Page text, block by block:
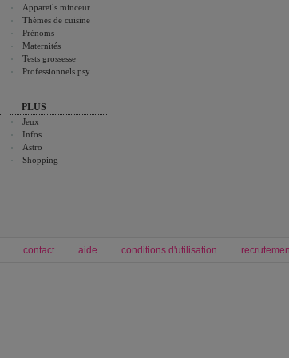
Appareils minceur
Thèmes de cuisine
Prénoms
Maternités
Tests grossesse
Professionnels psy
PLUS
Jeux
Infos
Astro
Shopping
contact aide conditions d'utilisation